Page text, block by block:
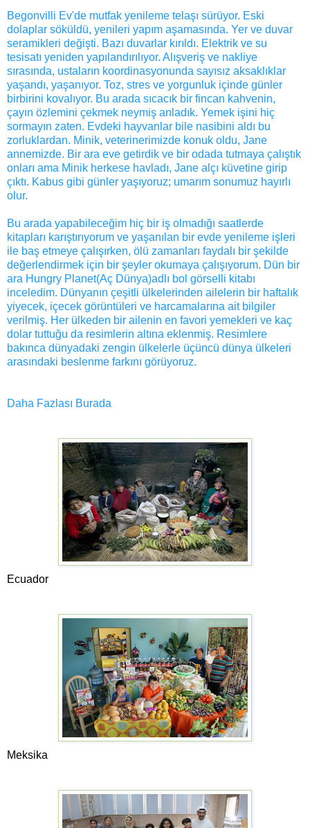
Begonvilli Ev'de mutfak yenileme telaşı sürüyor. Eski
dolaplar söküldü, yenileri yapım aşamasında. Yer ve duvar
seramikleri değişti. Bazı duvarlar kırıldı. Elektrik ve su
tesisatı yeniden yapılandırılıyor. Alışveriş ve nakliye
sırasında, ustaların koordinasyonunda sayısız aksaklıklar
yaşandı, yaşanıyor. Toz, stres ve yorgunluk içinde günler
birbirini kovalıyor. Bu arada sıcacık bir fincan kahvenin,
çayın özlemini çekmek neymiş anladık. Yemek işini hiç
sormayın zaten. Evdeki hayvanlar bile nasibini aldı bu
zorluklardan. Minik, veterinerimizde konuk oldu, Jane
annemizde. Bir ara eve getirdik ve bir odada tutmaya çalıştık
onları ama Minik herkese havladı, Jane alçı küvetine girip
çıktı. Kabus gibi günler yaşıyoruz; umarım sonumuz hayırlı
olur.
Bu arada yapabileceğim hiç bir iş olmadığı saatlerde
kitapları karıştırıyorum ve yaşanılan bir evde yenileme işleri
ile baş etmeye çalışırken, ölü zamanları faydalı bir şekilde
değerlendirmek için bir şeyler okumaya çalışıyorum. Dün bir
ara Hungry Planet(Aç Dünya)adlı bol görselli kitabı
inceledim. Dünyanın çeşitli ülkelerinden ailelerin bir haftalık
yiyecek, içecek görüntüleri ve harcamalarına ait bilgiler
verilmiş. Her ülkeden bir ailenin en favori yemekleri ve kaç
dolar tuttuğu da resimlerin altına eklenmiş. Resimlere
bakınca dünyadaki zengin ülkelerle üçüncü dünya ülkeleri
arasındaki beslenme farkını görüyoruz.
Daha Fazlası Burada
Ecuador
Meksika